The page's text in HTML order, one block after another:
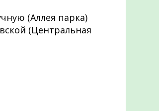
(Аллея парка)
(Центральная